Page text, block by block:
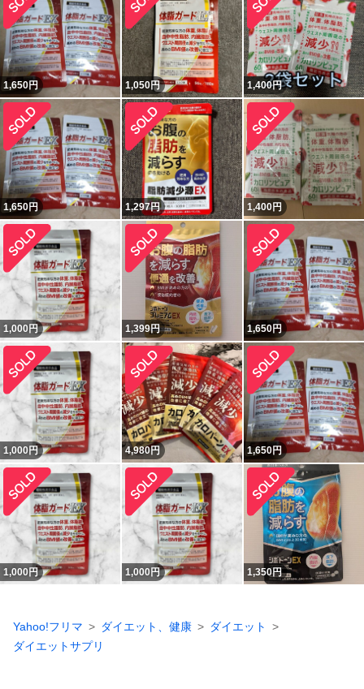
1,650円 1,050円 1,400円
1,650円 1,297円 1,400円
1,000 円 1,399円 1,650円
1,000 円 4,980円 1,650円
1,000 円 1,000 円 1,350円
Yahoo!フリマ ダイエット、健康
ダイエット
ダイエットサプリ